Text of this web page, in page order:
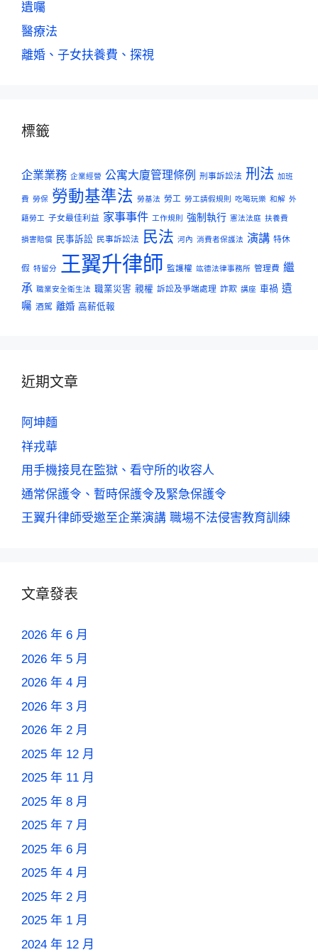
遺囑
醫療法
離婚、子女扶養費、探視
標籤
企業業務 企業經營 公寓大廈管理條例 刑事訴訟法 刑法 加班
費 勞保 勞動基準法 勞基法 勞工 勞工請假規則 吃喝玩樂 和解 外
籍勞工 子女最佳利益 家事事件 工作規則 強制執行 憲法法庭 扶養費
損害賠償 民事訴訟 民事訴訟法 民法 河內 消費者保護法 演講 特休
假 特留分 王翼升律師 監護權 竑德法律事務所 管理費 繼
承 職業安全衛生法 職業災害 親權 訴訟及爭端處理 詐欺 講座 車禍 遺
囑 酒駕 離婚 高薪低報
近期文章
阿坤麵
祥戎華
用手機接見在監獄、看守所的收容人
通常保護令、暫時保護令及緊急保護令
王翼升律師受邀至企業演講 職場不法侵害教育訓練
文章發表
2026 年 6 月
2026 年 5 月
2026 年 4 月
2026 年 3 月
2026 年 2 月
2025 年 12 月
2025 年 11 月
2025 年 8 月
2025 年 7 月
2025 年 6 月
2025 年 4 月
2025 年 2 月
2025 年 1 月
2024 年 12 月